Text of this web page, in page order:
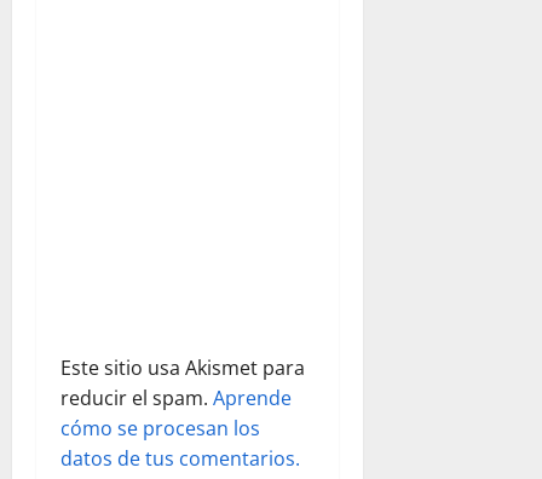
a
d
a
Este sitio usa Akismet para
reducir el spam. Aprende
cómo se procesan los
datos de tus comentarios.